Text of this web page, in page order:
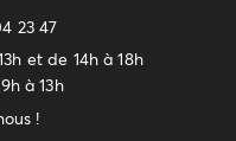
23 47
et de 14h à 18h
à 13h
!